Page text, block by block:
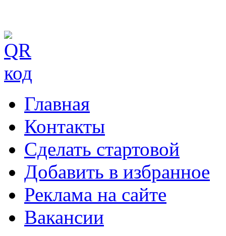
Главная
Контакты
Сделать стартовой
Добавить в избранное
Реклама на сайте
Вакансии